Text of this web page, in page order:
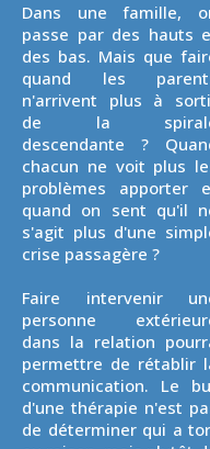
Dans une famille,
passe par des hauts
des bas. Mais que
quand les
n'arrivent plus à
de la
descendante ?
chacun ne voit plus
problèmes apporter
quand on sent qu'il
s'agit plus d'une
crise passagère ?
Faire intervenir
personne
dans la relation
permettre de rétablir
communication. Le
d'une thérapie n'est
de déterminer qui a